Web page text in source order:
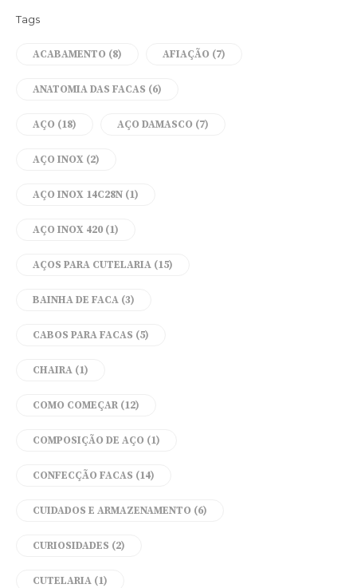
Tags
ACABAMENTO (8) AFIAÇÃO (7)
ANATOMIA DAS FACAS (6)
AÇO (18) AÇO DAMASCO (7)
AÇO INOX (2)
AÇO INOX 14C28N (1)
AÇO INOX 420 (1)
AÇOS PARA CUTELARIA (15)
BAINHA DE FACA (3)
CABOS PARA FACAS (5)
CHAIRA (1)
COMO COMEÇAR (12)
COMPOSIÇÃO DE AÇO (1)
CONFECÇÃO FACAS (14)
CUIDADOS E ARMAZENAMENTO (6)
CURIOSIDADES (2)
CUTELARIA (1)